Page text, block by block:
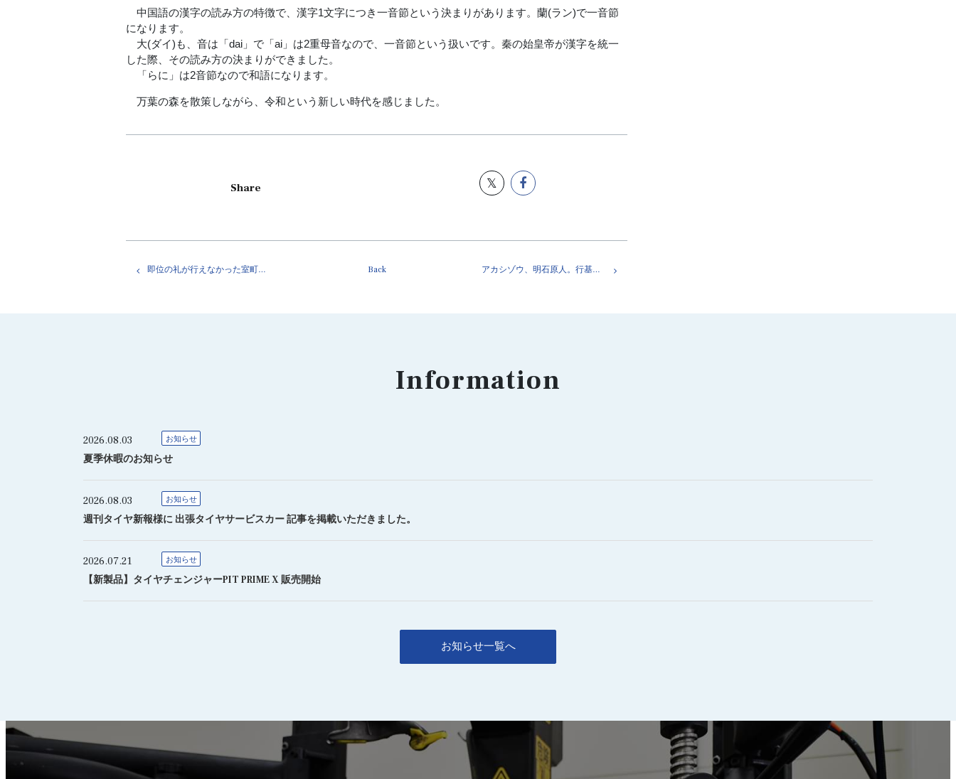
中国語の漢字の読み方の特徴で、漢字1文字につき一音節という決まりがあります。蘭(ラン)で一音節
になります。
大(ダイ)も、音は「dai」で「ai」は2重母音なので、一音節という扱いです。秦の始皇帝が漢字を統一
した際、その読み方の決まりができました。
「らに」は2音節なので和語になります。
万葉の森を散策しながら、令和という新しい時代を感じました。
Share
即位の礼が行えなかった室町時代後期 Back アカシゾウ、明石原人。行基が名づけた江井島。明石の海岸線沿い
Information
2026.08.03 お知らせ
夏季休暇のお知らせ
2026.08.03 お知らせ
週刊タイヤ新報様に 出張タイヤサービスカー 記事を掲載いただきました。
2026.07.21 お知らせ
【新製品】タイヤチェンジャーPIT PRIME X 販売開始
お知らせ一覧へ